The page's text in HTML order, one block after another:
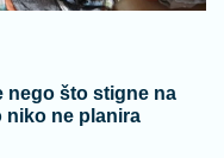
nego što stigne na
niko ne planira